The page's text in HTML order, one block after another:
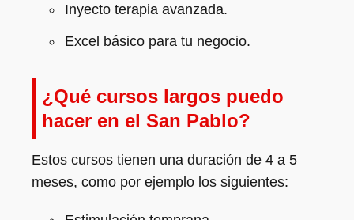
Inyecto terapia avanzada.
Excel básico para tu negocio.
¿Qué cursos largos puedo
hacer en el San Pablo?
Estos cursos tienen una duración de 4 a 5
meses, como por ejemplo los siguientes: